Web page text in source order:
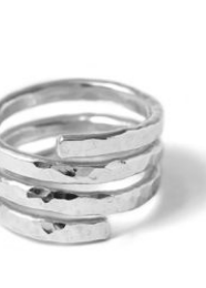
Bague TALIS
€ – 169,00€Plage
de
prix :